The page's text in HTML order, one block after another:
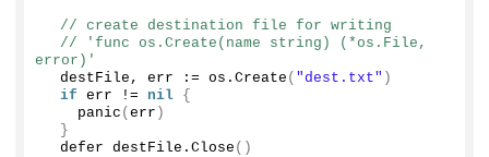
// create destination file for writing
// 'func os.Create(name string) (*os.File,
error)'
  destFile, err := os.
Create ( "dest.txt" )
if err != nil {
panic ( err )
}
  defer destFile.
Close ()